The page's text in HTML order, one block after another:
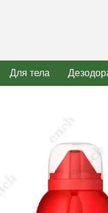
Для тела